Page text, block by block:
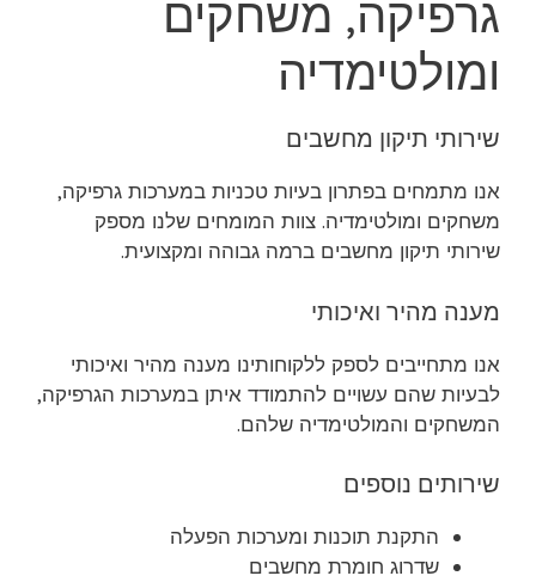
גרפיקה, משחקים
ומולטימדיה
שירותי תיקון מחשבים
אנו מתמחים בפתרון בעיות טכניות במערכות גרפיקה,
משחקים ומולטימדיה. צוות המומחים שלנו מספק
שירותי תיקון מחשבים ברמה גבוהה ומקצועית.
מענה מהיר ואיכותי
אנו מתחייבים לספק ללקוחותינו מענה מהיר ואיכותי
לבעיות שהם עשויים להתמודד איתן במערכות הגרפיקה,
המשחקים והמולטימדיה שלהם.
שירותים נוספים
התקנת תוכנות ומערכות הפעלה
שדרוג חומרת מחשבים